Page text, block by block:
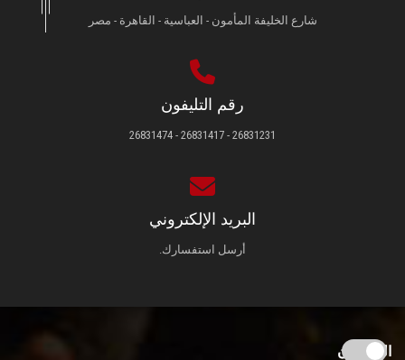
شارع الخليفة المأمون - العباسية - القاهرة - مصر
رقم التليفون
26831231 - 26831417 - 26831474
البريد الإلكتروني
أرسل استفسارك.
الزائـرون